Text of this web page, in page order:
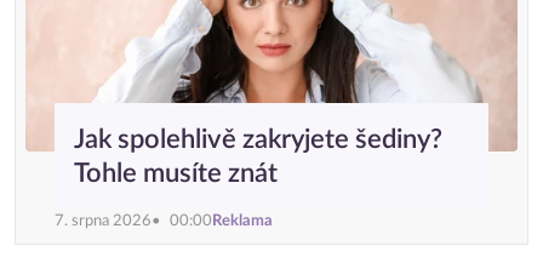
Jak spolehlivě zakryjete šediny?
Tohle musíte znát
7. srpna 2026 00:00 Reklama